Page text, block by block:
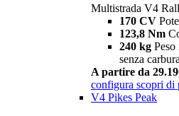
Multistrada V4
170 CV
123,8 Nm
240 kg
senza
A partire da
configura scopri di
V4 Pikes Peak